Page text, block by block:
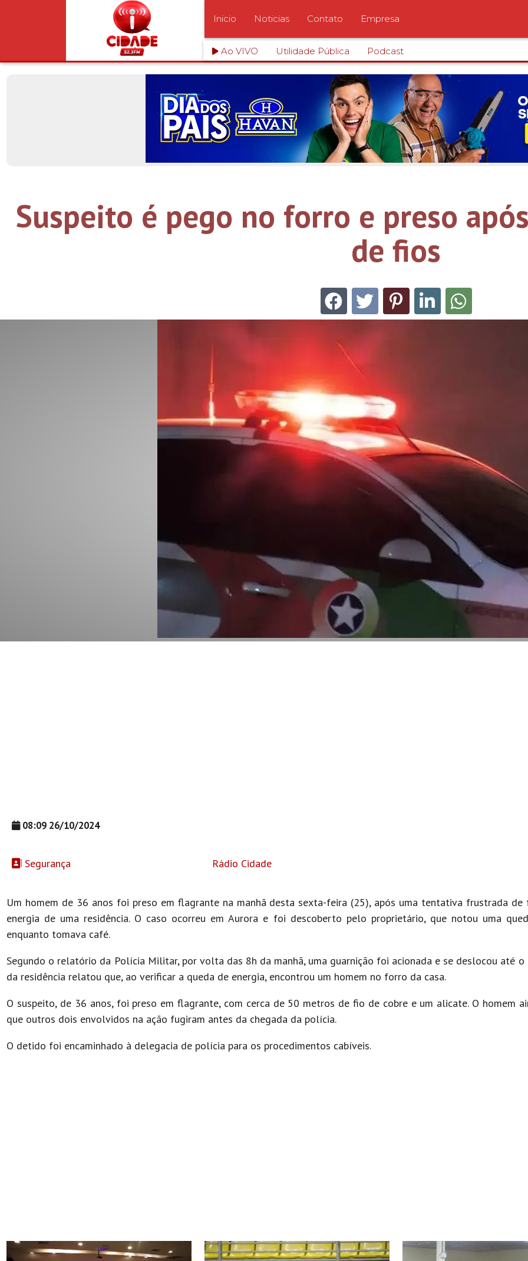
Inicio Noticias Contato Empresa
Ao VIVO Utilidade Pública Podcast
Suspeito é pego no forro e preso
de fios
08:09 26/10/2024
Segurança Rádio Cidade
Um homem de 36 anos foi preso em flagrante na manhã desta sexta-feira (25), após uma tentativa frustrada
energia de uma residência. O caso ocorreu em Aurora e foi descoberto pelo proprietário, que notou uma
enquanto tomava café.
Segundo o relatório da Polícia Militar, por volta das 8h da manhã, uma guarnição foi acionada e se deslocou até o
da residência relatou que, ao verificar a queda de energia, encontrou um homem no forro da casa.
O suspeito, de 36 anos, foi preso em flagrante, com cerca de 50 metros de fio de cobre e um alicate. O homem
que outros dois envolvidos na ação fugiram antes da chegada da polícia.
O detido foi encaminhado à delegacia de polícia para os procedimentos cabíveis.